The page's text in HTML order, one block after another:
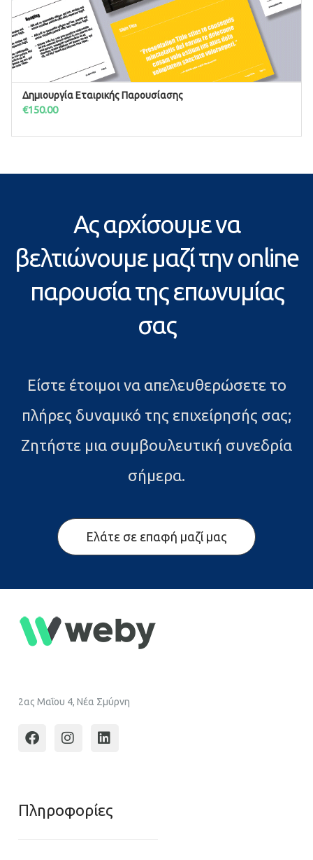
ΠΡΟΣΘΉΚΗ ΣΤΟ ΚΑΛΆΘΙ
Δημιουργία Εταιρικής Παρουσίασης
€150.00
Ας αρχίσουμε να
βελτιώνουμε μαζί την online
παρουσία της επωνυμίας
σας
Είστε έτοιμοι να απελευθερώσετε το
πλήρες δυναμικό της επιχείρησής σας;
Ζητήστε μια συμβουλευτική συνεδρία
σήμερα.
Ελάτε σε επαφή μαζί μας
2ας Μαΐου 4, Νέα Σμύρνη
Πληροφoρίες